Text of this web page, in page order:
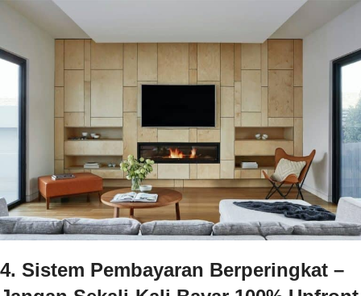
4. Sistem Pembayaran Berperingkat –